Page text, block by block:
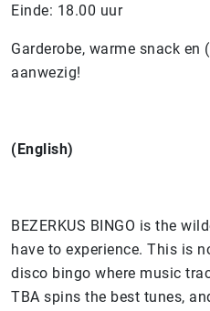
Einde: 18.00 uur
Garderobe, warme snack
aanwezig!
(English)
BEZERKUS BINGO is the
have to experience. This is
disco bingo where music
TBA spins the best tunes,